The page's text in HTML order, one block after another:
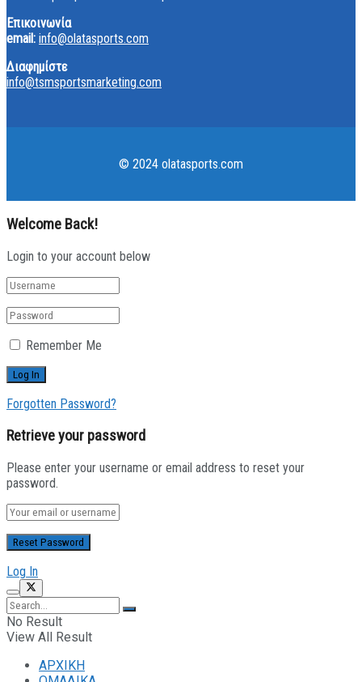
Επικοινωνία
email: info@olatasports.com
Διαφημίστε
info@tsmsportsmarketing.com
© 2024 olatasports.com
Welcome Back!
Login to your account below
Remember Me
Forgotten Password?
Retrieve your password
Please enter your username or email address to reset your
password.
Log In
No Result
View All Result
ΑΡΧΙΚΗ